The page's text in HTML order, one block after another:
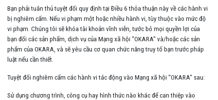
Bạn phải tuân thủ tuyệt đối quy định tại Điều 6 thỏa thuận này về các hành vi
bị nghiêm cấm. Nếu vi phạm một hoặc nhiều hành vi, tùy thuộc vào mức độ
vi phạm. Chúng tôi sẽ khóa tài khoản vĩnh viễn, tước bỏ mọi quyền lợi của
bạn đối các sản phẩm, dịch vụ của Mạng xã hội "OKARA" và/hoặc các sản
phẩm của OKARA, và sẽ yêu cầu cơ quan chức năng truy tố bạn trước pháp
luật nếu cần thiết.
Tuyệt đối nghiêm cấm các hành vi tác động vào Mạng xã hội "OKARA" sau:
Sử dụng chương trình, công cụ hay hình thức nào khác để can thiệp vào